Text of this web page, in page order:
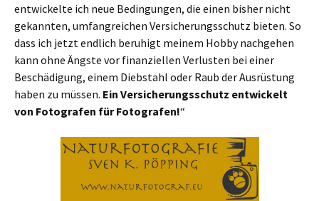
entwickelte ich neue Bedingungen, die einen bisher nicht
gekannten, umfangreichen Versicherungsschutz bieten. So
dass ich jetzt endlich beruhigt meinem Hobby nachgehen
kann ohne Ängste vor finanziellen Verlusten bei einer
Beschädigung, einem Diebstahl oder Raub der Ausrüstung
haben zu müssen. Ein Versicherungsschutz entwickelt
von Fotografen für Fotografen!“